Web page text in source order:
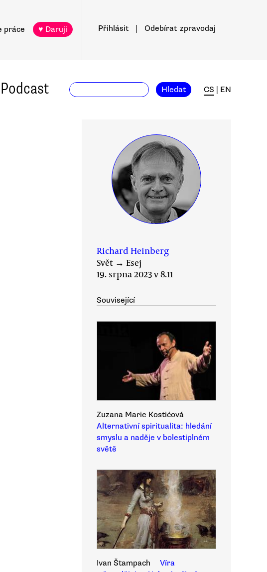
práce ♥ Daruji Přihlásit Odebírat zpravodaj
Podcast Hledat CS EN
Richard Heinberg
Svět → Esej
19. srpna 2023 v 8.11
Související
Zuzana Marie Kostićová
Alternativní spiritualita: hledání
smyslu a naděje v bolestiplném
světě
Ivan Štampach
Víra